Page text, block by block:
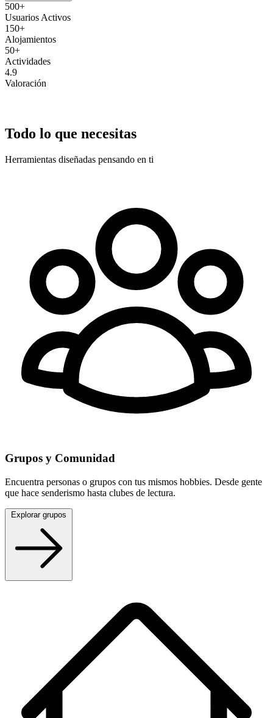
500+
Usuarios Activos
150+
Alojamientos
50+
Actividades
4.9
Valoración
Todo lo que necesitas
Herramientas diseñadas pensando en ti
Grupos y Comunidad
Encuentra personas o grupos con tus mismos hobbies. Desde gente
que hace senderismo hasta clubes de lectura.